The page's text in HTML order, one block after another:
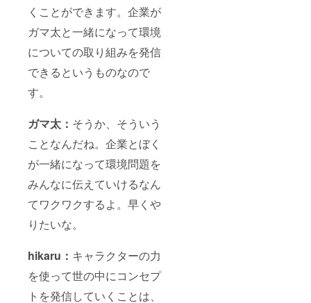
くことができます。企業が
ガマ太と一緒になって環境
についての取り組みを発信
できるというものなので
す。
ガマ太： そうか、そういう
ことなんだね。企業とぼく
が一緒になって環境問題を
みんなに伝えていけるなん
てワクワクするよ。早くや
りたいな。
hikaru： キャラクターの力
を使って世の中にコンセプ
トを発信していくことは、